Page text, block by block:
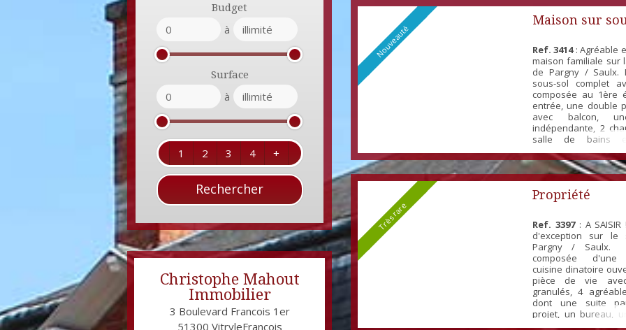
Budget
à
Surface
à
1 2 3 4 +
Christophe Mahout
Immobilier
3 Boulevard Francois 1er
51300 VitryleFrançois
Nouveauté
Maison sur
Ref. 3414: Agréable
maison familiale sur
de Pargny / Saulx.
sous-sol complet
composée au 1ère
entrée, une double
avec balcon,
indépendante, 2
salle de bains
indépendant.
aménageable
nouvelles chambres.
la toiture, il
uniquement la
Très rare
Propriété
Ref. 3397: A SAISIR
d'exception sur le
Pargny /
composée d'une
cuisine dinatoire
pièce de vie
granulés, 4
dont une suite
projet, un bureau,
bain, 2 wc sép et